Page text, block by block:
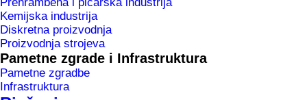
Kemijska industrija
Diskretna proizvodnja
Proizvodnja strojeva
Pametne zgrade i Infrastruktura
Pametne zgradbe
Infrastruktura
DANFOSS